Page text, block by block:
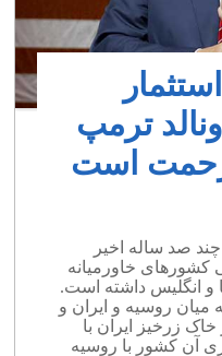
ترمپ
است
چند صد ساله اخیر
خاورمیانه
و انگلیس داشته است.
میان روسیه و ایران و
زرخیز ایران با
آن کشور با روسیه